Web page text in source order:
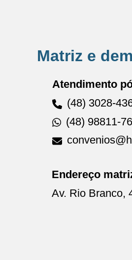
Matriz e
Atendimento
(48) 3028-
(48) 98811-
Endereço
Av. Rio Branco,